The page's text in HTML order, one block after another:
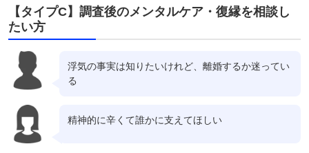
【タイプC】調査後のメンタルケア・復縁を相談し
たい方
浮気の事実は知りたいけれど、離婚するか迷ってい
る
精神的に辛くて誰かに支えてほしい